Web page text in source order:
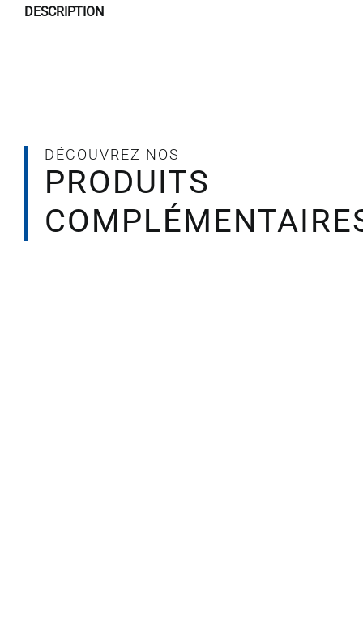
BLEU
DESCRIPTION
DÉCOUVREZ NOS
PRODUITS